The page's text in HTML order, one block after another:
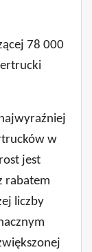
78 000
w
jest
rabatem
liczby